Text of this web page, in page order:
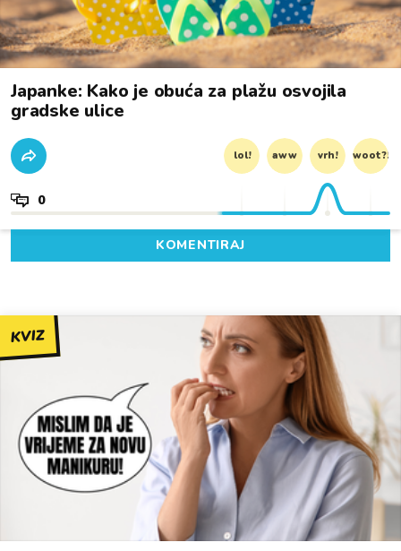
Japanke: Kako je obuća za plažu osvojila
gradske ulice
lol! aww vrh! woot?!
0
KOMENTIRAJ
KVIZ